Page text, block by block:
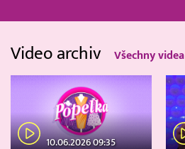
Video archiv Všechny videa
10.06.2026 09:35